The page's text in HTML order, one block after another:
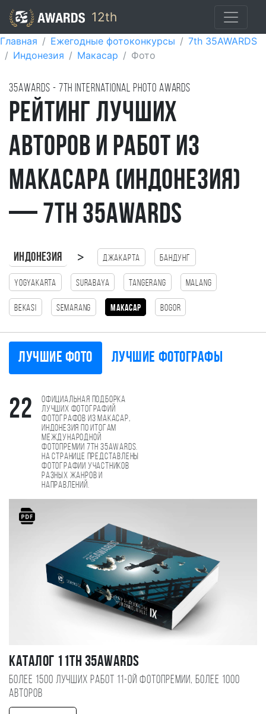
12th
Главная Ежегодные фотоконкурсы
7th 35AWARDS
Индонезия
Макасар Фото
35AWARDS - 7TH international photo awards
Рейтинг лучших
авторов и работ из
Макасара (Индонезия)
— 7th 35AWARDS
Индонезия > Джакарта Бандунг
Yogyakarta Surabaya tangerang Malang
Bekasi Semarang Макасар Bogor
Лучшие фото Лучшие фотографы
22
Официальная подборка
лучших фотографий
фотографов из Макасар,
Индонезия по итогам
международной
фотопремии 7th 35AWARDS.
На странице представлены
фотографии участников
разных жанров и
направлений.
Каталог 11TH 35AWARDS
Более 1500 лучших работ 11-ой фотопремии, более 1000
авторов